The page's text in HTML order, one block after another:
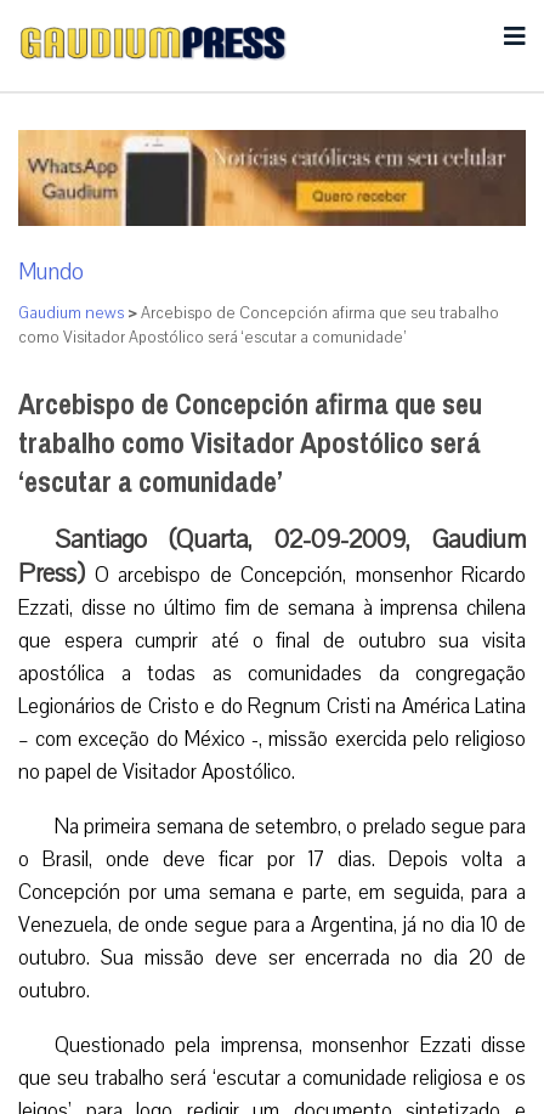
Mundo
Gaudium news >Arcebispo de Concepción afirma que seu trabalho
como Visitador Apostólico será ‘escutar a comunidade’
Arcebispo de Concepción afirma que seu
trabalho como Visitador Apostólico será
‘escutar a comunidade’
Santiago (Quarta, 02-09-2009, Gaudium
Press) O arcebispo de Concepción, monsenhor Ricardo
Ezzati, disse no último fim de semana à imprensa chilena
que espera cumprir até o final de outubro sua visita
apostólica a todas as comunidades da congregação
Legionários de Cristo e do Regnum Cristi na América Latina
– com exceção do México -, missão exercida pelo religioso
no papel de Visitador Apostólico.
Na primeira semana de setembro, o prelado segue para
o Brasil, onde deve ficar por 17 dias. Depois volta a
Concepción por uma semana e parte, em seguida, para a
Venezuela, de onde segue para a Argentina, já no dia 10 de
outubro. Sua missão deve ser encerrada no dia 20 de
outubro.
Questionado pela imprensa, monsenhor Ezzati disse
que seu trabalho será ‘escutar a comunidade religiosa e os